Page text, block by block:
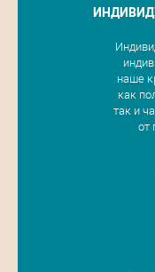
наше
как
так и
от